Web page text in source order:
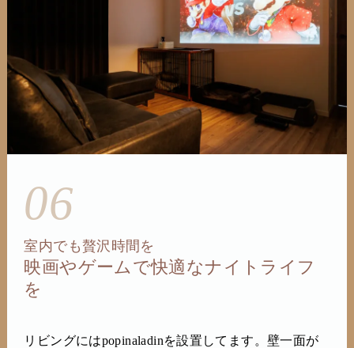
06
室内でも贅沢時間を
映画やゲームで快適なナイトライフ
を
リビングにはpopinaladinを設置してます。壁一面が